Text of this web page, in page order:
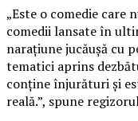
„Este o comedie
comedii lansate în
narațiune jucăușă cu
tematici aprins
conține înjurături și
reală.”, spune